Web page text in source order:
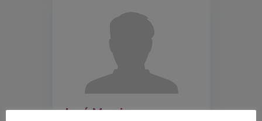
José Marcio